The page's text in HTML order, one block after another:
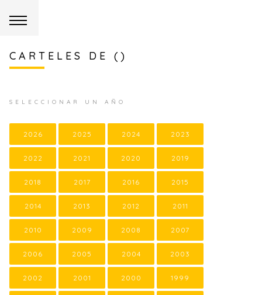
CARTELES DE ()
SELECCIONAR UN AÑO
2026 2025 2024 2023
2022 2021 2020 2019
2018 2017 2016 2015
2014 2013 2012 2011
2010 2009 2008 2007
2006 2005 2004 2003
2002 2001 2000 1999